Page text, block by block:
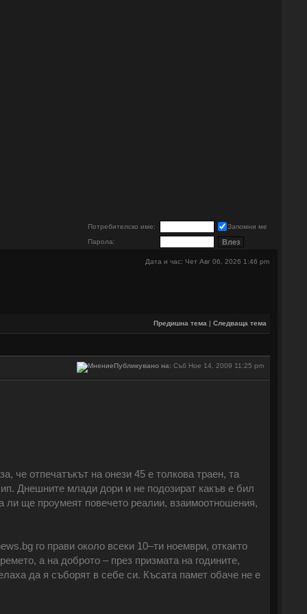
Потребителско име:
Запомни ме
Парола:
Дата и час: Чет Авг 06, 2026 1:46 pm
Предишна тема | Следваща тема
Публикувано на:Съб Ное 14, 2009 11:25 pm
че отпечатъкът на онези 45 е толкова траен, та
Днешните млади дори и не подозират какъв е бил
ще проумеят повечето реалии, взаимоотношения,
го прави около всеки 10‒ти ноември, откакто
а на доброто ‒ през призмата на годините,
да я съборят в себе си. Късата памет обаче не е